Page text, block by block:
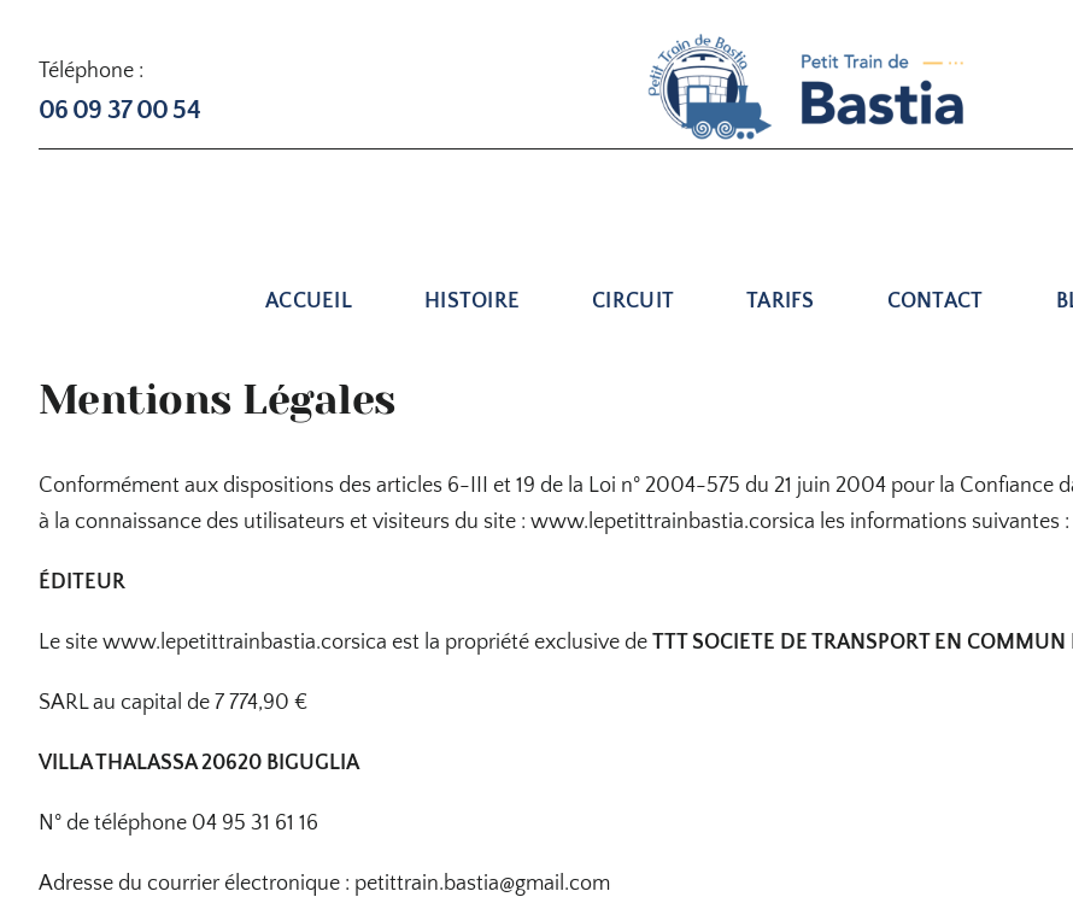
Téléphone :
06 09 37 00 54
ACCUEIL HISTOIRE CIRCUIT TARIFS CONTACT
Mentions Légales
Conformément aux dispositions des articles 6-III et 19 de la Loi n° 2004-575 du 21 juin 2004 pour la Confiance
à la connaissance des utilisateurs et visiteurs du site : www.lepetittrainbastia.corsica les informations suivantes :
ÉDITEUR
Le site www.lepetittrainbastia.corsica est la propriété exclusive de TTT SOCIETE DE TRANSPORT EN
SARL au capital de 7 774,90 €
VILLA THALASSA 20620 BIGUGLIA
N° de téléphone 04 95 31 61 16
Adresse du courrier électronique : petittrain.bastia@gmail.com